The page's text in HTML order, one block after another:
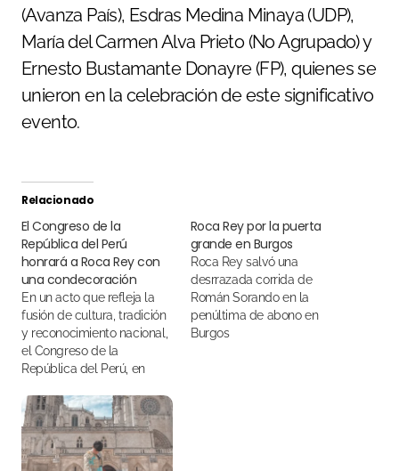
(Avanza País), Esdras Medina Minaya (UDP),
María del Carmen Alva Prieto (No Agrupado) y
Ernesto Bustamante Donayre (FP), quienes se
unieron en la celebración de este significativo
evento.
Relacionado
El Congreso de la
República del Perú
honrará a Roca Rey con
una condecoración
En un acto que refleja la
fusión de cultura, tradición
y reconocimiento nacional,
el Congreso de la
República del Perú, en
Juan Burgos, condecorará
al torero Andrés Roca Rey.
Esta ceremonia, que se
realizará el jueves 9 de
Roca Rey por la puerta
grande en Burgos
Roca Rey salvó una
desrrazada corrida de
Román Sorando en la
penúltima de abono en
Burgos